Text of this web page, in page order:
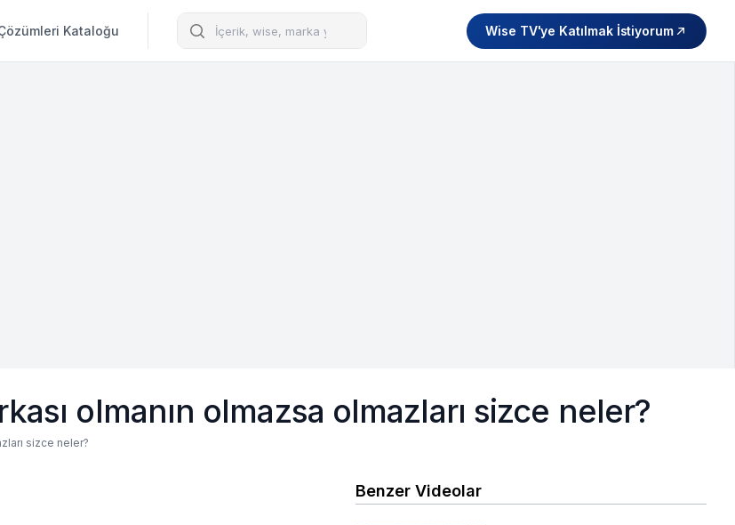
Kataloğu Arama Wise TV'ye Katılmak İstiyorum
olmanın olmazsa olmazları sizce neler?
sizce neler?
Benzer Videolar